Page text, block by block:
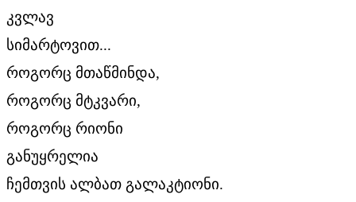
კვლავ
სიმარტოვით...
როგორც მთაწმინდა,
როგორც მტკვარი,
როგორც რიონი
განუყრელია
ჩემთვის ალბათ გალაკტიონი.